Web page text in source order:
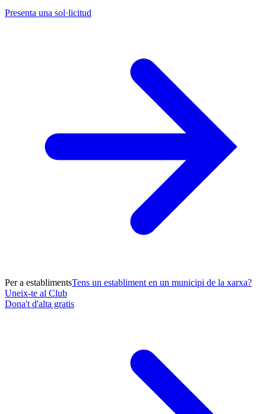
Presenta una sol·licitud
Per a establimentsTens un establiment en un municipi de la xarxa?
Uneix-te al Club
Dona't d'alta gratis